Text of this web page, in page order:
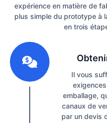
expérience en matière de
plus simple du prototype à
en trois
Il vous
emballage,
canaux de
par un devis